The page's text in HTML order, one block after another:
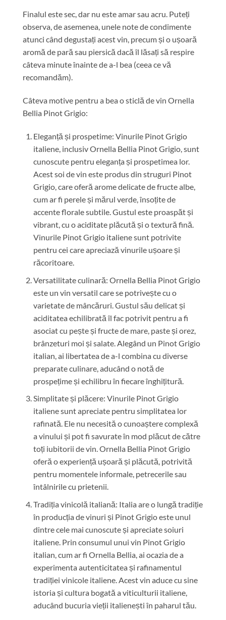
Finalul este sec, dar nu este amar sau acru. Puteți
observa, de asemenea, unele note de condimente
atunci când degustați acest vin, precum și o ușoară
aromă de pară sau piersică dacă îl lăsați să respire
câteva minute înainte de a-l bea (ceea ce vă
recomandăm).
Câteva motive pentru a bea o sticlă de vin Ornella
Bellia Pinot Grigio:
Eleganță și prospetime: Vinurile Pinot Grigio
italiene, inclusiv Ornella Bellia Pinot Grigio, sunt
cunoscute pentru eleganța și prospetimea lor.
Acest soi de vin este produs din struguri Pinot
Grigio, care oferă arome delicate de fructe albe,
cum ar fi perele și mărul verde, însoțite de
accente florale subtile. Gustul este proaspăt și
vibrant, cu o aciditate plăcută și o textură fină.
Vinurile Pinot Grigio italiene sunt potrivite
pentru cei care apreciază vinurile ușoare și
răcoritoare.
Versatilitate culinară: Ornella Bellia Pinot Grigio
este un vin versatil care se potrivește cu o
varietate de mâncăruri. Gustul său delicat și
aciditatea echilibrată îl fac potrivit pentru a fi
asociat cu pește și fructe de mare, paste și orez,
brânzeturi moi și salate. Alegând un Pinot Grigio
italian, ai libertatea de a-l combina cu diverse
preparate culinare, aducând o notă de
prospețime și echilibru în fiecare înghițitură.
Simplitate și plăcere: Vinurile Pinot Grigio
italiene sunt apreciate pentru simplitatea lor
rafinată. Ele nu necesită o cunoaștere complexă
a vinului și pot fi savurate în mod plăcut de către
toți iubitorii de vin. Ornella Bellia Pinot Grigio
oferă o experiență ușoară și plăcută, potrivită
pentru momentele informale, petrecerile sau
întâlnirile cu prietenii.
Tradiția vinicolă italiană: Italia are o lungă tradiție
în producția de vinuri și Pinot Grigio este unul
dintre cele mai cunoscute și apreciate soiuri
italiene. Prin consumul unui vin Pinot Grigio
italian, cum ar fi Ornella Bellia, ai ocazia de a
experimenta autenticitatea și rafinamentul
tradiției vinicole italiene. Acest vin aduce cu sine
istoria și cultura bogată a viticulturii italiene,
aducând bucuria vieții italienești în paharul tău.